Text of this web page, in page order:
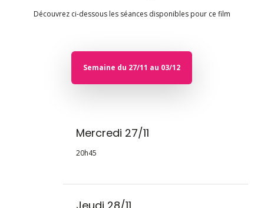
Découvrez ci-dessous les séances disponibles pour ce film
Semaine du 27/11 au 03/12
Mercredi 27/11
20h45